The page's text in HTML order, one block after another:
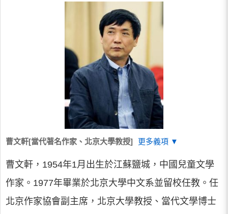
曹文軒[當代著名作家、北京大學教授] 更多義項 ▼
曹文軒，1954年1月出生於江蘇鹽城，中國兒童文學
作家。1977年畢業於北京大學中文系並留校任教。任
北京作家協會副主席，北京大學教授、當代文學博士